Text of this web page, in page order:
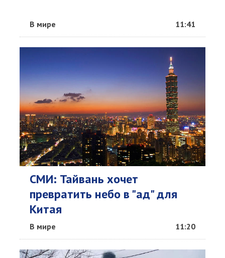
В мире 11:41
СМИ: Тайвань хочет
превратить небо в "ад" для
Китая
В мире 11:20